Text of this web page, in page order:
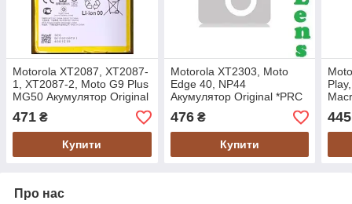
Motorola XT2087, XT2087-
1, XT2087-2, Moto G9 Plus
MG50 Акумулятор Original
471 ₴
Купити
Motorola XT2303, Moto
Edge 40, NP44
Акумулятор Original *PRC
476₴
Купити
445
Про нас